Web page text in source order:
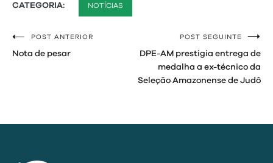
CATEGORIA: NOTÍCIAS
Navegação
POST ANTERIOR
Nota de pesar
POST SEGUINTE
DPE-AM prestigia entrega de
medalha a ex-técnico da
Seleção Amazonense de Judô